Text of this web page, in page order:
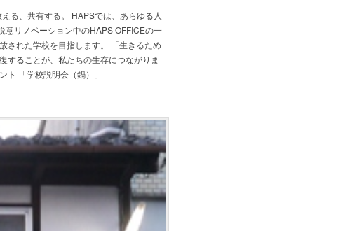
る、共有する。 HAPSでは、あらゆる人
リノベーション中のHAPS OFFICEの一
された学校を目指します。 「生きるため
することが、私たちの生存につながりま
「学校説明会（鍋）」